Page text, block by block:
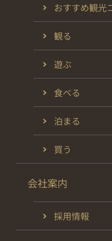
おすすめ観光
観る
遊ぶ
食べる
泊まる
買う
会社案内
採用情報